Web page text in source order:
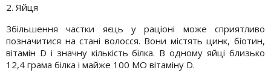
2. Яйця
Збільшення частки яєць у раціоні може сприятливо
позначитися на стані волосся. Вони містять цинк, біотин,
вітамін D і значну кількість білка. В одному яйці близько
12,4 грама білка і майже 100 МО вітаміну D.